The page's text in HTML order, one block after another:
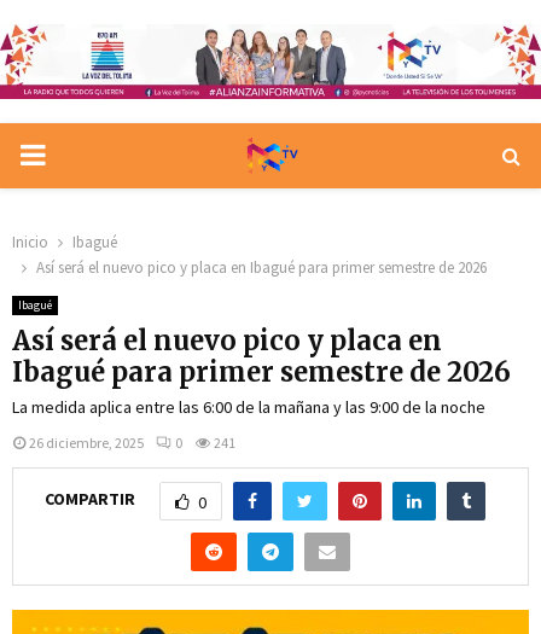
PRIMARY
Inicio
Ibagué
Así será el nuevo pico y placa en Ibagué para primer semestre de 2026
Ibagué
Así será el nuevo pico y placa en
Ibagué para primer semestre de 2026
La medida aplica entre las 6:00 de la mañana y las 9:00 de la noche
26 diciembre, 2025 0 241
COMPARTIR 0